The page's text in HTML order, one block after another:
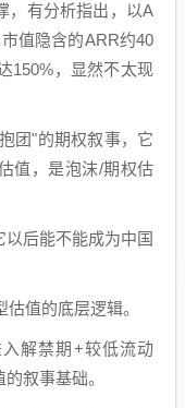
，有分析指出，以A
值隐含的ARR约40
150%，显然不太现
团"的期权叙事，它
值，是泡沫/期权估
后能不能成为中国
值的底层逻辑。
解禁期+较低流动
叙事基础。